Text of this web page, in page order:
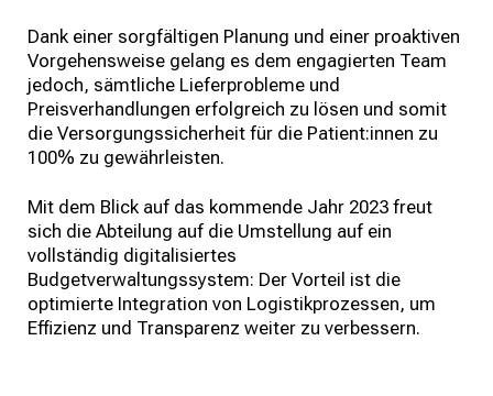
Dank einer sorgfältigen Planung und einer proaktiven
Vorgehensweise gelang es dem engagierten Team
jedoch, sämtliche Lieferprobleme und
Preisverhandlungen erfolgreich zu lösen und somit
die Versorgungssicherheit für die Patient:innen zu
100% zu gewährleisten.
Mit dem Blick auf das kommende Jahr 2023 freut
sich die Abteilung auf die Umstellung auf ein
vollständig digitalisiertes
Budgetverwaltungssystem: Der Vorteil ist die
optimierte Integration von Logistikprozessen, um
Effizienz und Transparenz weiter zu verbessern.